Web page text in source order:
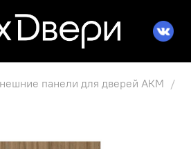
панели для дверей АКМ